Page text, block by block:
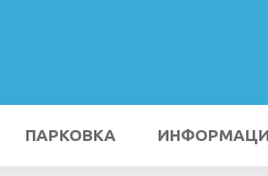
ПАРКОВКА